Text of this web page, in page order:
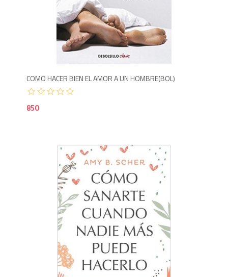
COMO HACER BIEN EL AMOR A UN HOMBRE(BOL)
850